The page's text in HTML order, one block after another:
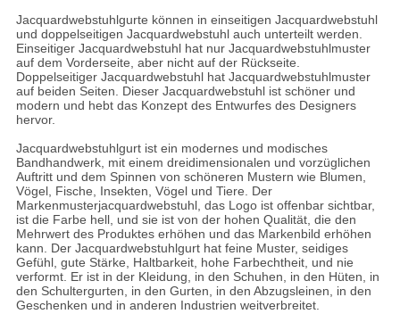
Jacquardwebstuhlgurte können in einseitigen Jacquardwebstuhl
und doppelseitigen Jacquardwebstuhl auch unterteilt werden.
Einseitiger Jacquardwebstuhl hat nur Jacquardwebstuhlmuster
auf dem Vorderseite, aber nicht auf der Rückseite.
Doppelseitiger Jacquardwebstuhl hat Jacquardwebstuhlmuster
auf beiden Seiten. Dieser Jacquardwebstuhl ist schöner und
modern und hebt das Konzept des Entwurfes des Designers
hervor.
Jacquardwebstuhlgurt ist ein modernes und modisches
Bandhandwerk, mit einem dreidimensionalen und vorzüglichen
Auftritt und dem Spinnen von schöneren Mustern wie Blumen,
Vögel, Fische, Insekten, Vögel und Tiere. Der
Markenmusterjacquardwebstuhl, das Logo ist offenbar sichtbar,
ist die Farbe hell, und sie ist von der hohen Qualität, die den
Mehrwert des Produktes erhöhen und das Markenbild erhöhen
kann. Der Jacquardwebstuhlgurt hat feine Muster, seidiges
Gefühl, gute Stärke, Haltbarkeit, hohe Farbechtheit, und nie
verformt. Er ist in der Kleidung, in den Schuhen, in den Hüten, in
den Schultergurten, in den Gurten, in den Abzugsleinen, in den
Geschenken und in anderen Industrien weitverbreitet.